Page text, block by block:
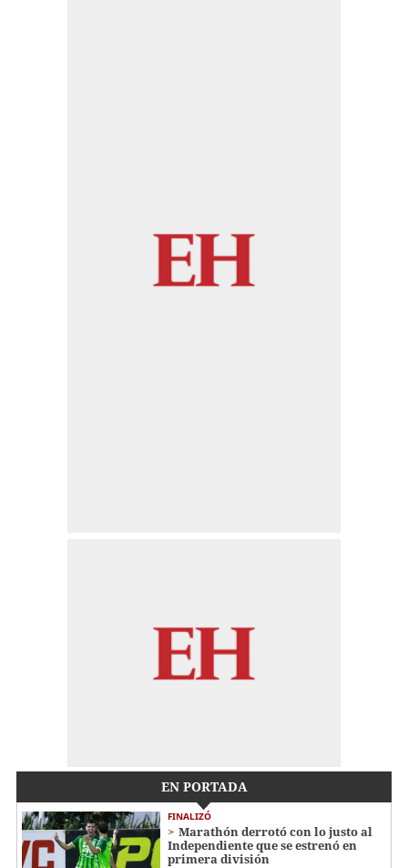
EN PORTADA
FINALIZÓ
Marathón derrotó con lo justo al
Independiente que se estrenó en
primera división